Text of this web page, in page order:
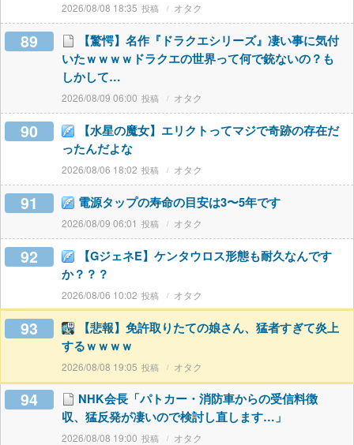
2026/08/08 18:35 オタク
89
【驚愕】名作『ドラクエシリーズ』凄い事に気付
いたｗｗｗｗドラクエの世界って何で銃ないの？も
しかして…
2026/08/09 06:00 オタク
90
【水星の魔女】エリクトってマジで奇跡の存在だ
ったんだよな
2026/08/06 18:02 オタク
91 電源タップの寿命の目安は3〜5年です
2026/08/09 06:01 オタク
92
【GジェネE】ケンタウロス形態も耐久なんです
か？？？
2026/08/06 10:02 オタク
93
【悲報】免許取りたての娘さん、猛者すぎて炎上
するｗｗｗｗ
2026/08/08 19:05 オタク
94
NHK会長「パトカー・消防車からの受信料徴
収、猛反発が凄いので検討し直します…」
2026/08/08 19:00 オタク